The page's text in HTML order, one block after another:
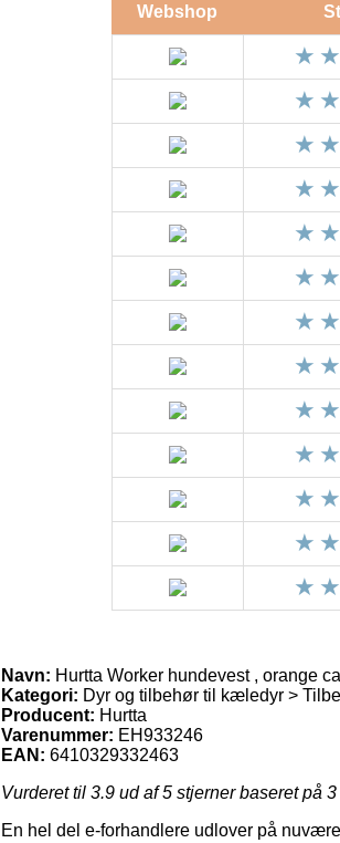
Webshop
Navn: Hurtta Worker hundevest , orange
Kategori: Dyr og tilbehør til kæledyr >
Producent: Hurtta
Varenummer: EH933246
EAN: 6410329332463
Vurderet til 3.9 ud af 5 stjerner baseret på 3
En hel del e-forhandlere udlover på